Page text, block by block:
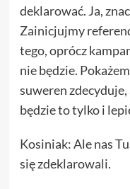
deklarować. Ja,
Zainicjujmy
tego, oprócz
nie będzie.
suweren
będzie to tylko i
Kosiniak: Ale nas
się zdeklarowali.